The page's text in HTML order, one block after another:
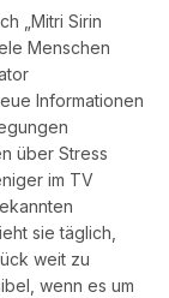
„Mitri Sirin
Menschen
Informationen
über Stress
im TV
sie täglich,
weit zu
wenn es um